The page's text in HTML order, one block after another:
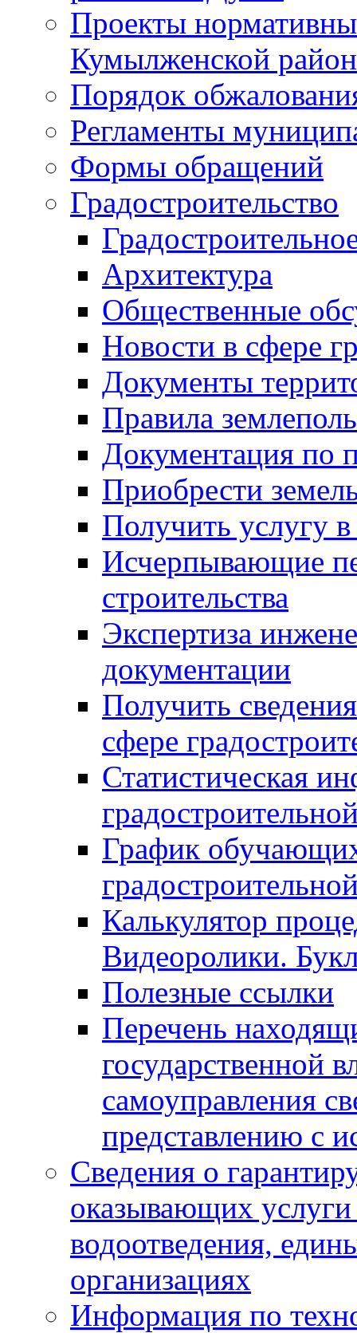
Проекты
Кумылженской
Порядок
Регламенты
Формы обращений
Градостроительство
Архитектура
Общественные
Новости в сфере
Документы
Правила
Документация по
Приобрести
Получить услугу в
Исчерпывающие
строительства
Экспертиза
документации
Получить
сфере
Статистическая
График
Калькулятор
Видеоролики.
Полезные ссылки
Перечень
государственной
самоуправления
представлению с
Сведения о
оказывающих
водоотведения,
организациях
Информация по